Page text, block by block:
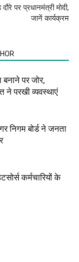
पर प्रधानमंत्री मोदी,
जानें कार्यक्रम
पर जोर,
परखी व्यवस्थाएं
निगम बोर्ड ने जनता
कर्मचारियों के